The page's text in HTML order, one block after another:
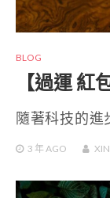
BLOG
【過運 紅
隨著科技的
3 年AGO